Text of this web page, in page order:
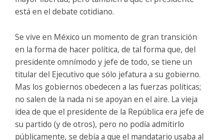
está en el debate cotidiano.
Se vive en México un momento de gran transición
en la forma de hacer política, de tal forma que, del
presidente omnímodo y jefe de todo, se tiene un
titular del Ejecutivo que sólo jefatura a su gobierno.
Mas los gobiernos obedecen a las fuerzas políticas;
no salen de la nada ni se apoyan en el aire. La vieja
idea de que el presidente de la República era jefe de
su partido (y de otros), pero no podía admitirlo
públicamente, se debía a que el mandatario usaba al